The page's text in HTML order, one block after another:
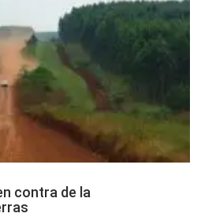
contra de la